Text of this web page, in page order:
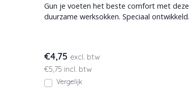
Gun je voeten het beste comfort met deze
duurzame werksokken. Speciaal ontwikkeld
€4,75 excl. btw
€5,75 incl. btw
Vergelijk